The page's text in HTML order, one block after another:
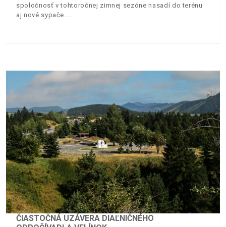
spoločnosť v tohtoročnej zimnej sezóne nasadí do terénu
aj nové sypače.
ČIASTOČNÁ UZÁVERA DIAĽNIČNÉHO